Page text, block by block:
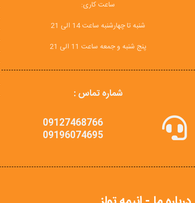
ساعت کاری:
شنبه تا چهارشنبه ساعت 14 الی 21
پنج شنبه و جمعه ساعت 11 الی 21
شماره تماس :
09127468766
09196074695